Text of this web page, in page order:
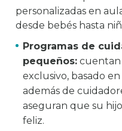
personalizadas en
desde bebés hasta
Programas de
pequeños: cuentan
exclusivo, basado
además de
aseguran que su
feliz.